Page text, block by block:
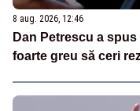
8 aug. 2026, 12:46
Dan Petrescu a
foarte greu să ceri